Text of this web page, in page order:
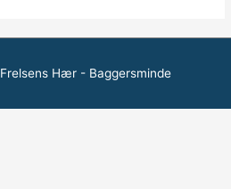
Frelsens Hær - Baggersminde